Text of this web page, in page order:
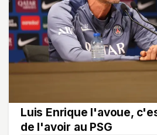
Luis Enrique l'avoue,
de l'avoir au PSG